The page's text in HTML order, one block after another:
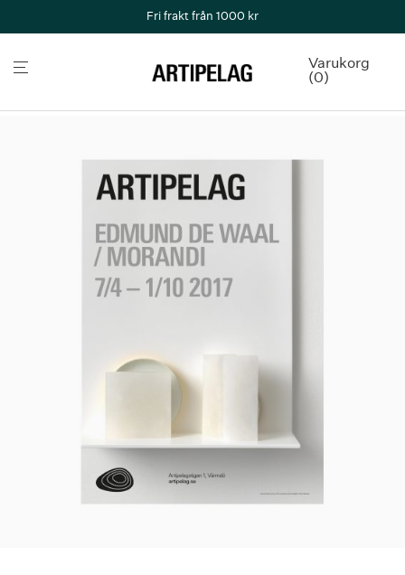
Fri frakt från 1000 kr
Varukorg
0